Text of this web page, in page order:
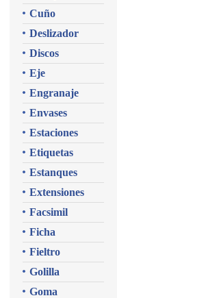
Cuño
Deslizador
Discos
Eje
Engranaje
Envases
Estaciones
Etiquetas
Estanques
Extensiones
Facsimil
Ficha
Fieltro
Golilla
Goma